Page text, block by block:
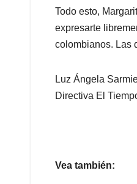
Todo esto,
expresarte
colombianos. Las
Luz Ángela
Directiva El
Vea también: